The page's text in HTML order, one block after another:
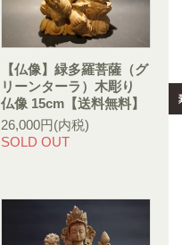
【仏像】緑多羅菩薩（グ
リーンターラ）木彫り
仏像 15cm【送料無料】
26,000円(内税)
SOLD OUT